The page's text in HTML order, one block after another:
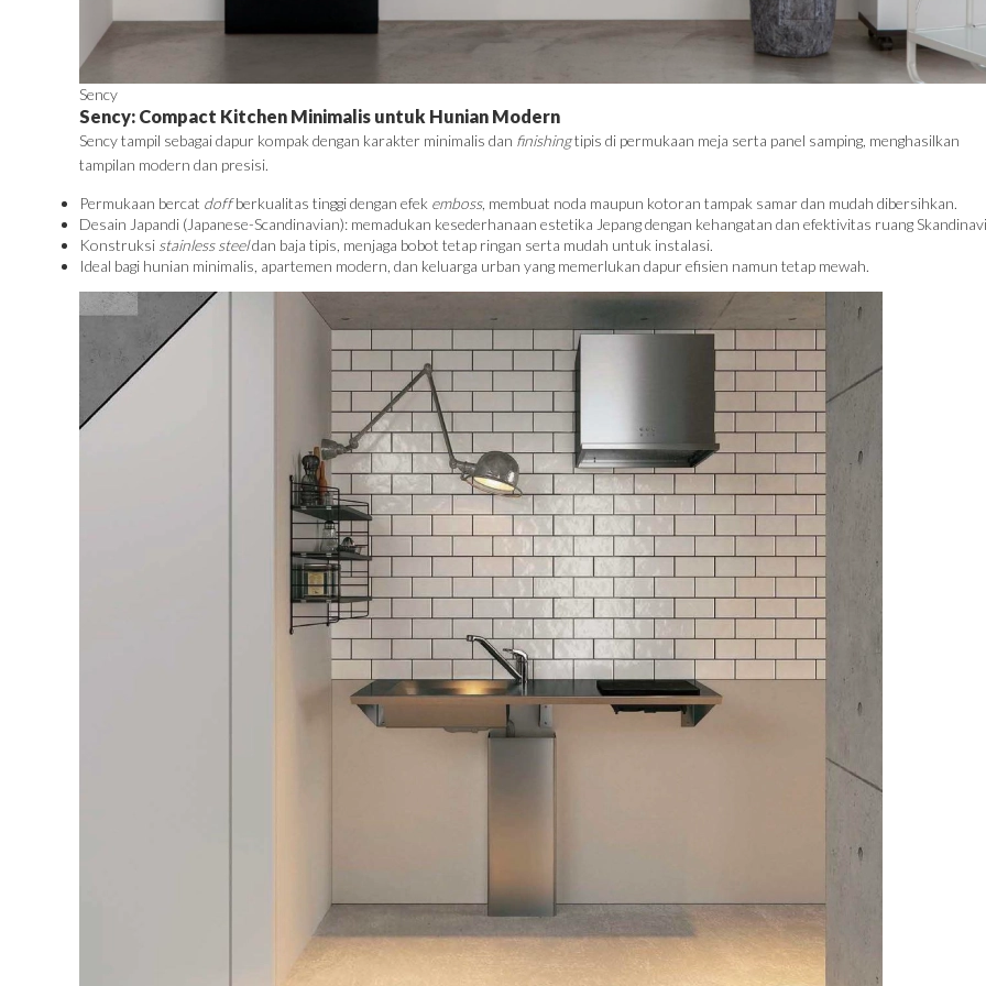
Sency
Sency: Compact Kitchen Minimalis untuk Hunian Modern
Sency tampil sebagai dapur kompak dengan karakter minimalis dan finishingtipis di permukaan meja serta panel samping, menghasilkan
tampilan modern dan presisi.
Permukaan bercat doffberkualitas tinggi dengan efek emboss, membuat noda maupun kotoran tampak samar dan mudah dibersihkan.
Desain Japandi (Japanese-Scandinavian): memadukan kesederhanaan estetika Jepang dengan kehangatan dan efektivitas ruang
Konstruksi stainless steeldan baja tipis, menjaga bobot tetap ringan serta mudah untuk instalasi.
Ideal bagi hunian minimalis, apartemen modern, dan keluarga urban yang memerlukan dapur efisien namun tetap mewah.